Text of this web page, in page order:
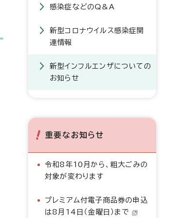
感染症などのQ&A
新型コロナウイルス感染症関
連情報
新型インフルエンザについての
お知らせ
重要なお知らせ
令和8年10月から、粗大ごみの
対象が変わります
プレミアム付電子商品券の申込
は8月14日（金曜日）まで